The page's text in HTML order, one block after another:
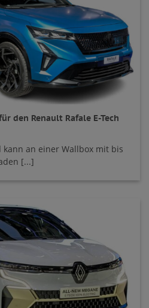
den Renault Rafale E-Tech
kann an einer Wallbox mit bis
[...]